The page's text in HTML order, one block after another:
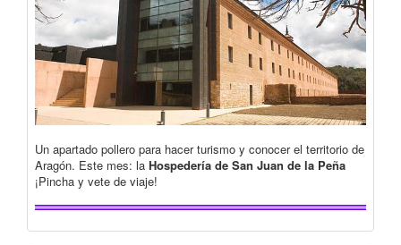
Un apartado pollero para hacer turismo y conocer el territorio de
Aragón. Este mes: la Hospedería de San Juan de la Peña
¡Pincha y vete de viaje!